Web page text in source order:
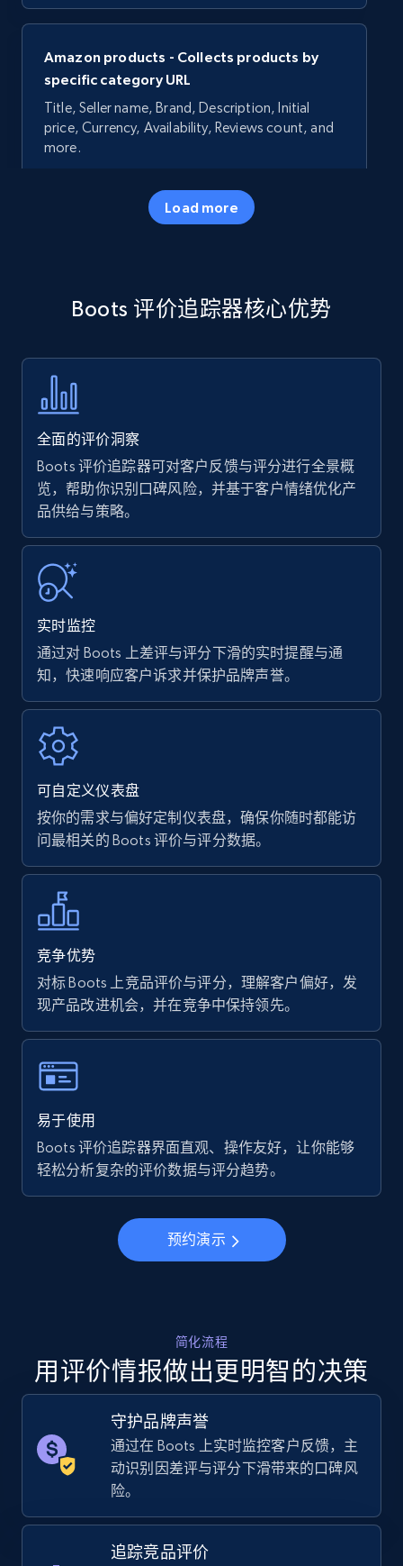
Amazon products - Collects products by
specific category URL
Title, Seller name, Brand, Description, Initial
price, Currency, Availability, Reviews count, and
more.
5.7K+
specific keywords
price, Currency, Availability, Reviews count, and
more.
Amazon products - find products by using
upc numbers
Title, Seller name, Brand, Description, Initial
price, Currency, Availability, Reviews count, and
more.
35.3K+ 5.7K+ 立即开始
Amazon Reviews
URL, Product name, Product rating, Product
rating object, Product rating max, Rating,
Author name, Asin, and more.
URL, Final price, Sku, Currency, Gtin,
Specifications, Image urls, Top reviews, and
more.
5.6K+
Walmart - products - Find new products by
using specific category URL
URL, Final price, Sku, Currency, Gtin,
Specifications, Image urls, Top reviews, and
Walmart - products - Collects products by
specific keywords
URL, Final price, Sku, Currency, Gtin,
Specifications, Image urls, Top reviews, and
more.
5.6K+ 878+ 立即开始
Load more
Boots 评价追踪器核心优势
全面的评价洞察
Boots 评价追踪器可对客户反馈与评分进行全景概
览，帮助你识别口碑风险，并基于客户情绪优化产
品供给与策略。
实时监控
通过对 Boots 上差评与评分下滑的实时提醒与通
知，快速响应客户诉求并保护品牌声誉。
可自定义仪表盘
按你的需求与偏好定制仪表盘，确保你随时都能访
问最相关的 Boots 评价与评分数据。
竞争优势
对标 Boots 上竞品评价与评分，理解客户偏好，发
现产品改进机会，并在竞争中保持领先。
易于使用
Boots 评价追踪器界面直观、操作友好，让你能够
轻松分析复杂的评价数据与评分趋势。
预约演示
简化流程
用评价情报做出更明智的决策
守护品牌声誉
通过在 Boots 上实时监控客户反馈，主
动识别因差评与评分下滑带来的口碑风
险。
追踪竞品评价